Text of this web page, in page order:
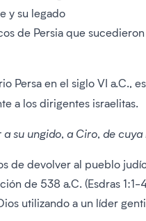
y su legado
de Persia que
Persa en el siglo VI a.C.,
a los dirigentes israelitas.
a su ungido, a Ciro, de
de devolver al pueblo
de 538 a.C. (Esdras
utilizando a un líder